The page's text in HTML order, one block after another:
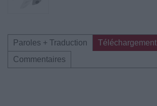
Paroles + Traduction Téléchargement
Commentaires